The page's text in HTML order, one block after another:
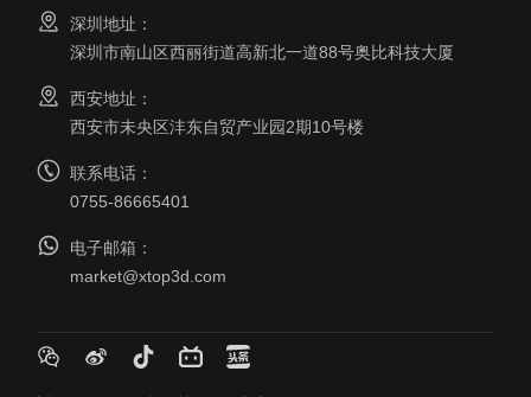
深圳地址：
深圳市南山区西丽街道高新北一道88号奥比科技大厦
西安地址：
西安市未央区沣东自贸产业园2期10号楼
联系电话：
0755-86665401
电子邮箱：
market@xtop3d.com